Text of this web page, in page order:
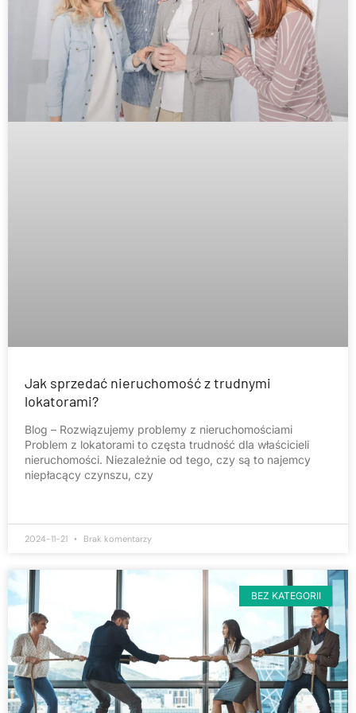
Jak sprzedać nieruchomość z trudnymi
lokatorami?
Blog – Rozwiązujemy problemy z nieruchomościami
Problem z lokatorami to częsta trudność dla właścicieli
nieruchomości. Niezależnie od tego, czy są to najemcy
niepłacący czynszu, czy
2024-11-21 Brak komentarzy
BEZ KATEGORII